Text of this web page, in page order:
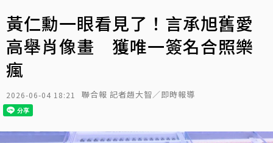
黃仁勳一眼看見了！言承旭舊愛
高舉肖像畫 獲唯一簽名合照樂
瘋
2026-06-04 18:21 聯合報 記者趙大智／即時報導